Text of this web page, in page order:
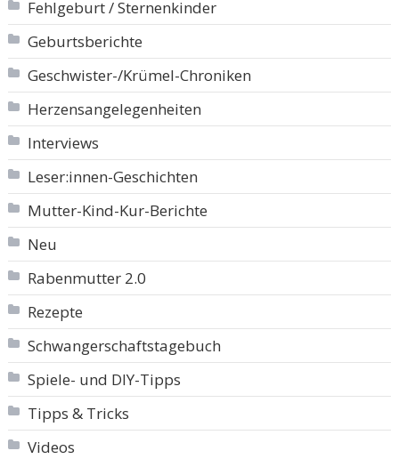
Fehlgeburt / Sternenkinder
Geburtsberichte
Geschwister-/Krümel-Chroniken
Herzensangelegenheiten
Interviews
Leser:innen-Geschichten
Mutter-Kind-Kur-Berichte
Neu
Rabenmutter 2.0
Rezepte
Schwangerschaftstagebuch
Spiele- und DIY-Tipps
Tipps & Tricks
Videos